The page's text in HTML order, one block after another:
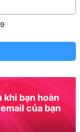
khi bạn hoàn
của bạn